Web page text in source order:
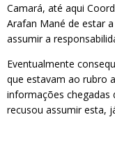
Camará, até aqui
Arafan Mané de estar
assumir a
Eventualmente
que estavam ao rubro
informações chegadas
recusou assumir esta,